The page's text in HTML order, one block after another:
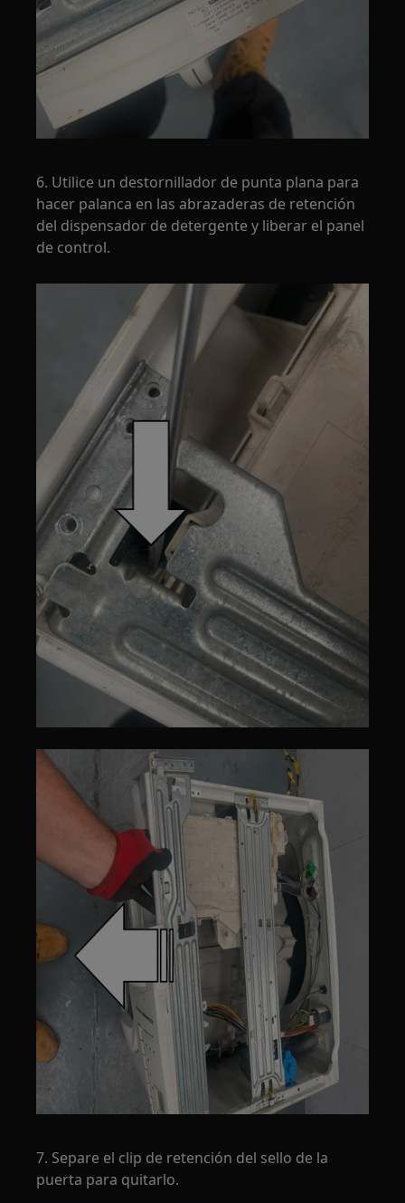
6. Utilice un destornillador de punta plana para
hacer palanca en las abrazaderas de retención
del dispensador de detergente y liberar el panel
de control.
7. Separe el clip de retención del sello de la
puerta para quitarlo.